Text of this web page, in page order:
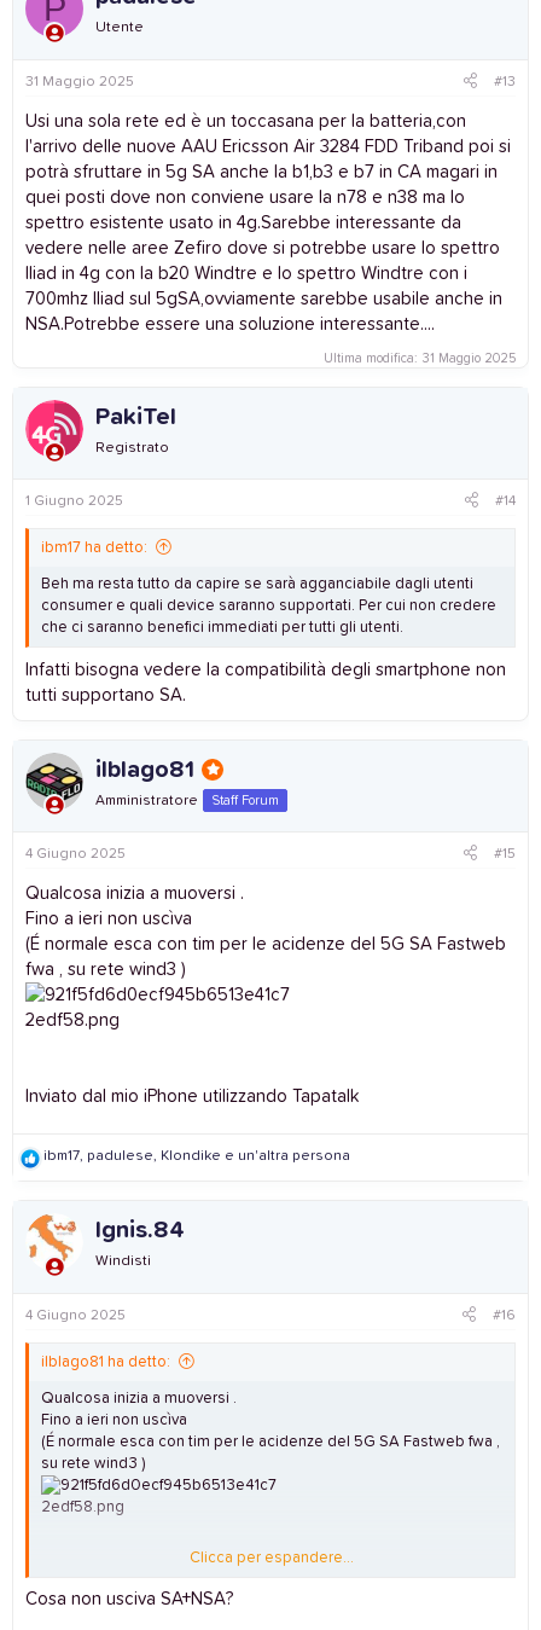
o
s
P
Utente
31 Maggio 2025 #13
Usi una sola rete ed è un toccasana per la batteria,con
l'arrivo delle nuove AAU Ericsson Air 3284 FDD Triband poi si
potrà sfruttare in 5g SA anche la b1,b3 e b7 in CA magari in
quei posti dove non conviene usare la n78 e n38 ma lo
spettro esistente usato in 4g.Sarebbe interessante da
vedere nelle aree Zefiro dove si potrebbe usare lo spettro
Iliad in 4g con la b20 Windtre e lo spettro Windtre con i
700mhz Iliad sul 5gSA,ovviamente sarebbe usabile anche in
NSA.Potrebbe essere una soluzione interessante....
Ultima modifica: 31 Maggio 2025
PakiTel
Registrato
1 Giugno 2025 #14
ibm17 ha detto:
Beh ma resta tutto da capire se sarà agganciabile dagli utenti
consumer e quali device saranno supportati. Per cui non credere
che ci saranno benefici immediati per tutti gli utenti.
Infatti bisogna vedere la compatibilità degli smartphone non
tutti supportano SA.
ilblago81
Amministratore Staff Forum
4 Giugno 2025 #15
Qualcosa inizia a muoversi .
Fino a ieri non uscìva
(É normale esca con tim per le acidenze del 5G SA Fastweb
fwa , su rete wind3 )
Inviato dal mio iPhone utilizzando Tapatalk
R
c
t
o
s
ibm17, padulese, Klondike e un'altra persona
Ignis.84
Windisti
4 Giugno 2025 #16
ilblago81 ha detto:
Qualcosa inizia a muoversi .
Fino a ieri non uscìva
(É normale esca con tim per le acidenze del 5G SA Fastweb fwa ,
su rete wind3 )
Clicca per espandere...
Cosa non usciva SA+NSA?